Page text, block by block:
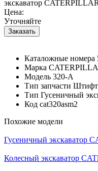
экскаватор
Цена:
Уточняйте
Каталожные номера
Марка
Модель 320-A
Тип запчасти
Тип Гусеничный
Код cat320asm2
Похожие модели
Гусеничный экскаватор
Колесный экскаватор